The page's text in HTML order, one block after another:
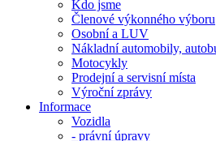
Kdo jsme
Členové výkonného výboru
Osobní a LUV
Nákladní automobily,
Motocykly
Prodejní a servisní místa
Výroční zprávy
Informace
Vozidla
- právní úpravy